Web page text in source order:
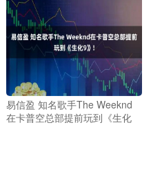
易信盈 知名歌手The Weeknd
在卡普空总部提前玩到《生化